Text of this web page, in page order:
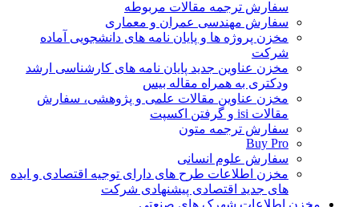
سفارش ترجمه مقالات مربوطه
سفارش مهندسی عمران و معماری
مخزن پروژه ها و پایان نامه های دانشجویی آماده
شرکت
مخزن عناوین جدید پایان نامه های کارشناسی ارشد
ودکتری به همراه مقاله بیس
مخزن عناوین مقالات علمی و پژوهشی، سفارش
مقالات isi و گرفتن اکسپت
سفارش ترجمه متون
Buy Pro
سفارش علوم انسانی
مخزن اطلاعات طرح های دارای توجیه اقتصادی و ایده
های جدید اقتصادی پیشنهادی شرکت
مخزن اطلاعات شهرک های صنعتی